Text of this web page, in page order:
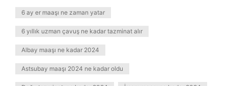
6 ay er maaşı ne zaman yatar
6 yıllık uzman çavuş ne kadar tazminat alır
Albay maaşı ne kadar 2024
Astsubay maaşı 2024 ne kadar oldu